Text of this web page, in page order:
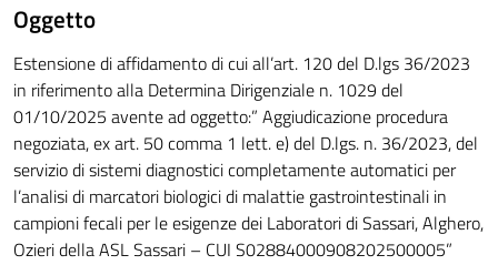
Oggetto
Estensione di affidamento di cui all’art. 120 del D.lgs 36/2023
in riferimento alla Determina Dirigenziale n. 1029 del
01/10/2025 avente ad oggetto:” Aggiudicazione procedura
negoziata, ex art. 50 comma 1 lett. e) del D.lgs. n. 36/2023, del
servizio di sistemi diagnostici completamente automatici per
l’analisi di marcatori biologici di malattie gastrointestinali in
campioni fecali per le esigenze dei Laboratori di Sassari, Alghero,
Ozieri della ASL Sassari – CUI S02884000908202500005”